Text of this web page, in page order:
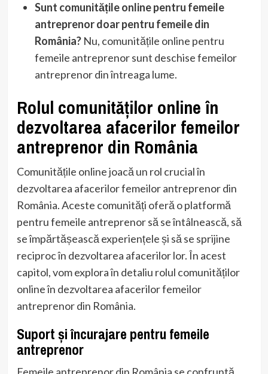
Sunt comunitățile online pentru femeile
antreprenor doar pentru femeile din
România?Nu, comunitățile online pentru
femeile antreprenor sunt deschise femeilor
antreprenor din întreaga lume.
Rolul comunităților online în
dezvoltarea afacerilor femeilor
antreprenor din România
Comunitățile online joacă un rol crucial în
dezvoltarea afacerilor femeilor antreprenor din
România. Aceste comunități oferă o platformă
pentru femeile antreprenor să se întâlnească, să
se împărtășească experiențele și să se sprijine
reciproc în dezvoltarea afacerilor lor. În acest
capitol, vom explora în detaliu rolul comunităților
online în dezvoltarea afacerilor femeilor
antreprenor din România.
Suport și încurajare pentru femeile
antreprenor